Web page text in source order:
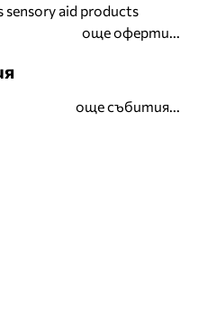
aid products
още оферти...
още събития...